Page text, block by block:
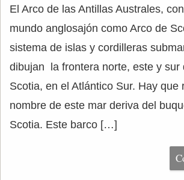
El Arco de las Antillas Australes,
mundo anglosajón como Arco de
sistema de islas y cordilleras
dibujan la frontera norte, este y sur
Scotia, en el Atlántico Sur. Hay que
nombre de este mar deriva del
Scotia. Este barco […]